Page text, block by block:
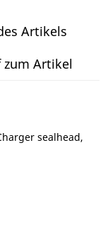
Artikels
zum Artikel
sealhead,